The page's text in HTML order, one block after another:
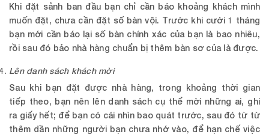
Khi đặt sảnh ban đầu bạn chỉ cần báo khoảng khách mình
muốn đặt, chưa cần đặt số bàn vội. Trước khi cưới 1 tháng
bạn mới cần báo lại số bàn chính xác của bạn là bao nhiêu,
rồi sau đó bảo nhà hàng chuẩn bị thêm bàn sơ của là được.
Lên danh sách khách mời
Sau khi bạn đặt được nhà hàng, trong khoảng thời gian
tiếp theo, bạn nên lên danh sách cụ thể mời những ai, ghi
ra giấy hết; để bạn có cái nhìn bao quát trước, sau đó từ từ
thêm dần những người bạn chưa nhớ vào, để hạn chế việc